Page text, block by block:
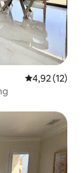
Évaluation
4,92 (12)